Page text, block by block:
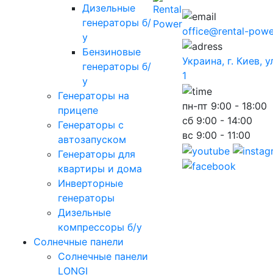
Дизельные
генераторы б/
у
Бензиновые
генераторы б/
у
Генераторы на
прицепе
Генераторы с
автозапуском
Генераторы для
квартиры и дома
Инверторные
генераторы
Дизельные
компрессоры б/у
Солнечные панели
Солнечные панели
LONGI
office@rental-
Украина, г. Киев,
1
пн-пт 9:00 - 18:00
сб 9:00 - 14:00
вс 9:00 - 11:00